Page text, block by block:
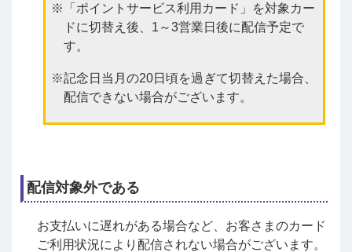
「ポイントサービス利用カード」を対象カー
ドに切替え後、1～3営業日後に配信予定で
す。
記念日当月の20日頃を過ぎて切替えた場合、
配信できない場合がございます。
配信対象外である
お支払いに遅れがある場合など、お客さまのカード
ご利用状況により配信されない場合がございます。